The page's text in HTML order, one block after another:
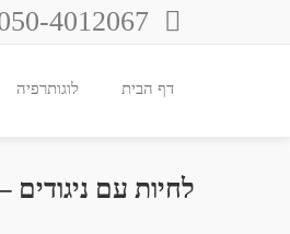
דף הבית לוגותרפיה
לחיות עם